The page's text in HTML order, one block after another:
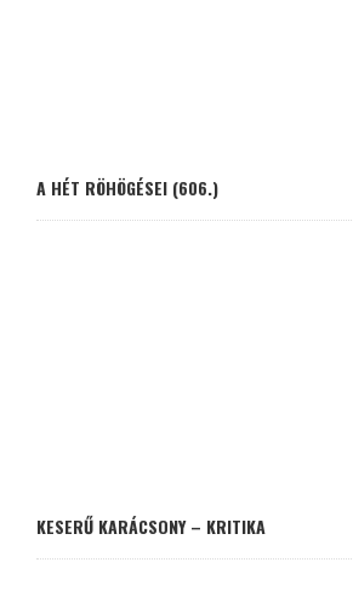
A HÉT RÖHÖGÉSEI (606.)
KESERŰ KARÁCSONY – KRITIKA